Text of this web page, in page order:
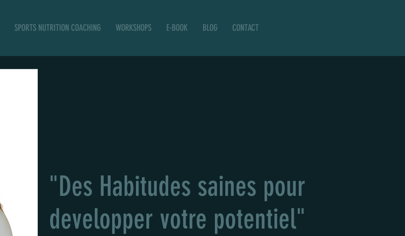
SPORTS NUTRITION COACHING WORKSHOPS E-BOOK BLOG CONTACT
"Des Habitudes saines pour
developper votre potentiel"